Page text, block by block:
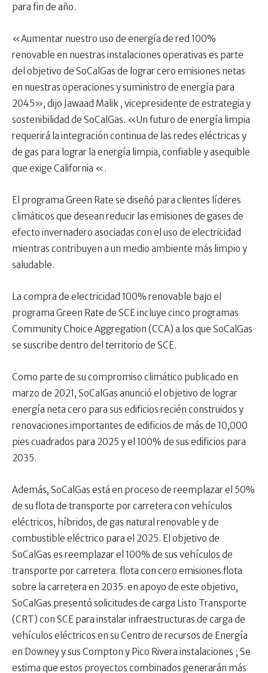
para fin de año.
«Aumentar nuestro uso de energía de red 100%
renovable en nuestras instalaciones operativas es parte
del objetivo de SoCalGas de lograr cero emisiones netas
en nuestras operaciones y suministro de energía para
2045», dijo Jawaad ​​Malik , vicepresidente de estrategia y
sostenibilidad de SoCalGas. «Un futuro de energía limpia
requerirá la integración continua de las redes eléctricas y
de gas para lograr la energía limpia, confiable y asequible
que exige California «.
El programa Green Rate se diseñó para clientes líderes
climáticos que desean reducir las emisiones de gases de
efecto invernadero asociadas con el uso de electricidad
mientras contribuyen a un medio ambiente más limpio y
saludable.
La compra de electricidad 100% renovable bajo el
programa Green Rate de SCE incluye cinco programas
Community Choice Aggregation (CCA) a los que SoCalGas
se suscribe dentro del territorio de SCE.
Como parte de su compromiso climático publicado en
marzo de 2021, SoCalGas anunció el objetivo de lograr
energía neta cero para sus edificios recién construidos y
renovaciones importantes de edificios de más de 10,000
pies cuadrados para 2025 y el 100% de sus edificios para
2035.
Además, SoCalGas está en proceso de reemplazar el 50%
de su flota de transporte por carretera con vehículos
eléctricos, híbridos, de gas natural renovable y de
combustible eléctrico para el 2025. El objetivo de
SoCalGas es reemplazar el 100% de sus vehículos de
transporte por carretera. flota con cero emisiones flota
sobre la carretera en 2035. en apoyo de este objetivo,
SoCalGas presentó solicitudes de carga Listo Transporte
(CRT) con SCE para instalar infraestructuras de carga de
vehículos eléctricos en su Centro de recursos de Energía
en Downey y sus Compton y Pico Rivera instalaciones ; Se
estima que estos proyectos combinados generarán más